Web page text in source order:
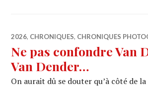
2026, CHRONIQUES, CHRONIQUES
Ne pas confondre Van
Van Dender…
On aurait dû se douter qu’à côté de